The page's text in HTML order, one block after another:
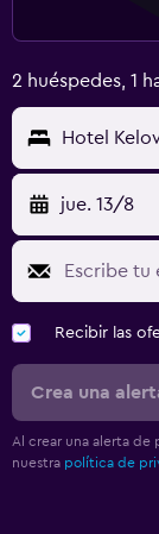
2 huéspedes, 1
Hotel
jue. 13/8
Recibir las
Crea una
Al crear una alerta de
nuestra política de